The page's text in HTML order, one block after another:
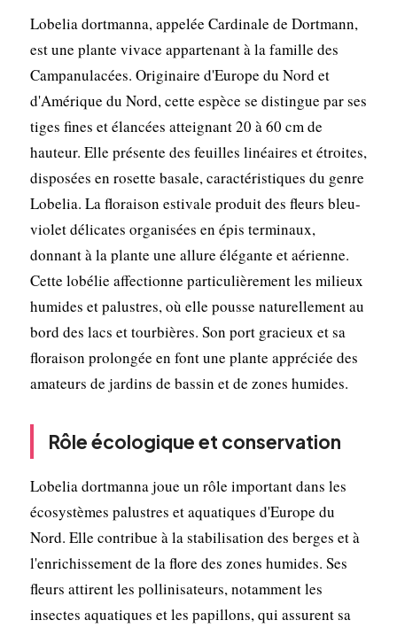
Lobelia dortmanna, appelée Cardinale de Dortmann,
est une plante vivace appartenant à la famille des
Campanulacées. Originaire d'Europe du Nord et
d'Amérique du Nord, cette espèce se distingue par ses
tiges fines et élancées atteignant 20 à 60 cm de
hauteur. Elle présente des feuilles linéaires et étroites,
disposées en rosette basale, caractéristiques du genre
Lobelia. La floraison estivale produit des fleurs bleu-
violet délicates organisées en épis terminaux,
donnant à la plante une allure élégante et aérienne.
Cette lobélie affectionne particulièrement les milieux
humides et palustres, où elle pousse naturellement au
bord des lacs et tourbières. Son port gracieux et sa
floraison prolongée en font une plante appréciée des
amateurs de jardins de bassin et de zones humides.
Rôle écologique et conservation
Lobelia dortmanna joue un rôle important dans les
écosystèmes palustres et aquatiques d'Europe du
Nord. Elle contribue à la stabilisation des berges et à
l'enrichissement de la flore des zones humides. Ses
fleurs attirent les pollinisateurs, notamment les
insectes aquatiques et les papillons, qui assurent sa